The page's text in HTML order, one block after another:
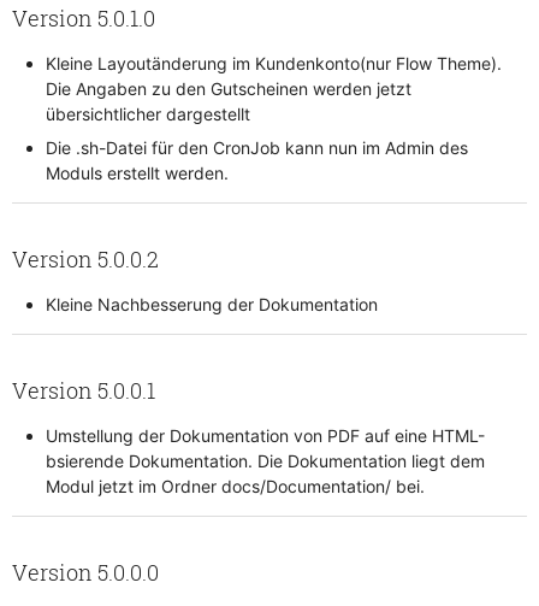
Version 5.0.1.0
Kleine Layoutänderung im Kundenkonto(nur Flow Theme).
Die Angaben zu den Gutscheinen werden jetzt
übersichtlicher dargestellt
Die .sh-Datei für den CronJob kann nun im Admin des
Moduls erstellt werden.
Version 5.0.0.2
Kleine Nachbesserung der Dokumentation
Version 5.0.0.1
Umstellung der Dokumentation von PDF auf eine HTML-
bsierende Dokumentation. Die Dokumentation liegt dem
Modul jetzt im Ordner docs/Documentation/ bei.
Version 5.0.0.0